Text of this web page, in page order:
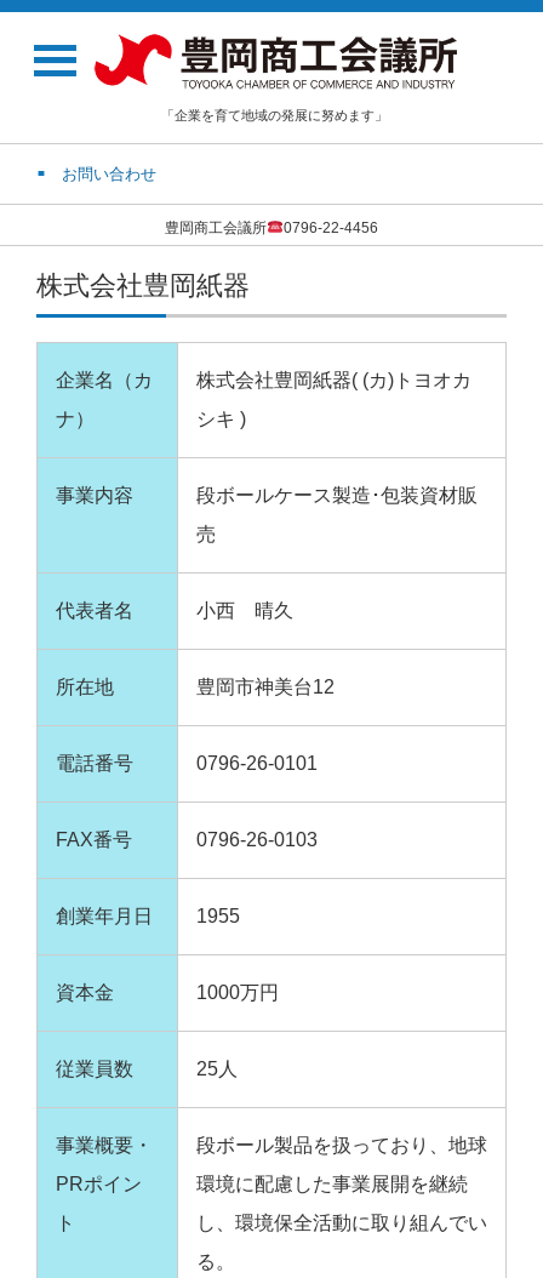
「企業を育て地域の発展に努めます」
お問い合わせ
豊岡商工会議所 0796-22-4456
株式会社豊岡紙器
企業名（カ
ナ）
株式会社豊岡紙器( (カ)トヨオカ
シキ )
事業内容
段ボールケース製造･包装資材販
売
代表者名 小西 晴久
所在地 豊岡市神美台12
電話番号 0796-26-0101
FAX番号 0796-26-0103
創業年月日 1955
資本金 1000万円
従業員数 25人
事業概要・
PRポイン
ト
段ボール製品を扱っており、地球
環境に配慮した事業展開を継続
し、環境保全活動に取り組んでい
る。